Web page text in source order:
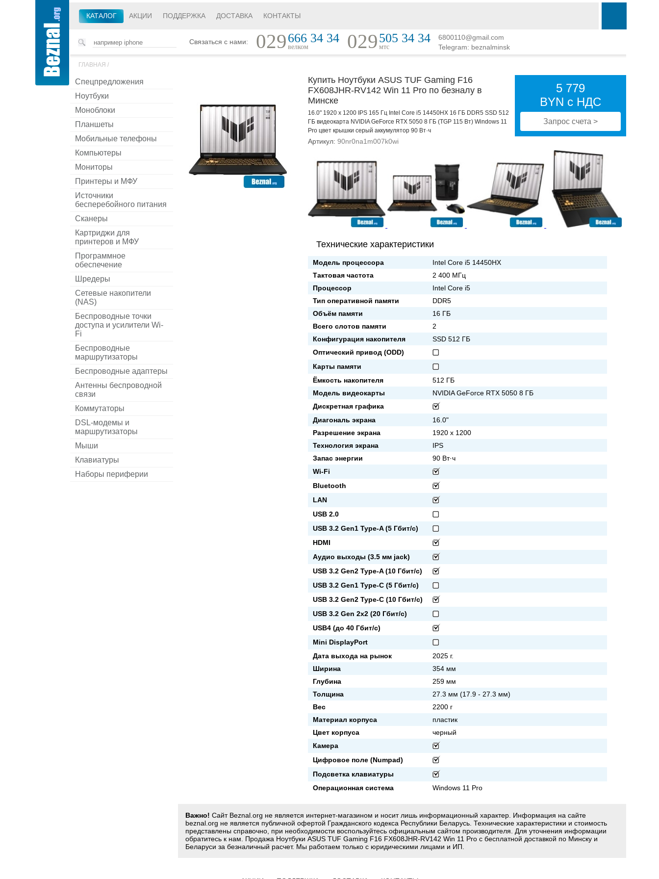
КАТАЛОГ АКЦИИ ПОДДЕРЖКА ДОСТАВКА КОНТАКТЫ
Связаться с нами: 029666 34 34
велком 029505 34 34
мтс
6800110@gmail.com
Telegram: beznalminsk
ГЛАВНАЯ /
Спецпредложения
Ноутбуки
Моноблоки
Планшеты
Мобильные телефоны
Компьютеры
Мониторы
Принтеры и МФУ
Источники
бесперебойного питания
Сканеры
Картриджи для
принтеров и МФУ
Программное
обеспечение
Шредеры
Сетевые накопители
(NAS)
Беспроводные точки
доступа и усилители Wi-
Fi
Беспроводные
маршрутизаторы
Беспроводные адаптеры
Антенны беспроводной
связи
Коммутаторы
DSL-модемы и
маршрутизаторы
Мыши
Клавиатуры
Наборы периферии
Купить Ноутбуки ASUS TUF Gaming F16
FX608JHR-RV142 Win 11 Pro по безналу в
Минске
16.0" 1920 x 1200 IPS 165 Гц Intel Core i5 14450HX 16 ГБ DDR5 SSD 512
ГБ видеокарта NVIDIA GeForce RTX 5050 8 ГБ (TGP 115 Вт) Windows 11
Pro цвет крышки серый аккумулятор 90 Вт·ч
Артикул: 90nr0na1m007k0wi
5 779
BYN с НДС
Запрос счета >
Технические характеристики
Модель процессора
Intel Core i5 14450HX
Тактовая частота
2 400 МГц
Процессор
Intel Core i5
Тип оперативной памяти
DDR5
Объём памяти
16 ГБ
Всего слотов памяти
2
Конфигурация накопителя
SSD 512 ГБ
Оптический привод (ODD)
Карты памяти
Ёмкость накопителя
512 ГБ
Модель видеокарты
NVIDIA GeForce RTX 5050 8 ГБ
Дискретная графика
Диагональ экрана
16.0"
Разрешение экрана
1920 x 1200
Технология экрана
IPS
Запас энергии
90 Вт·ч
Wi-Fi
Bluetooth
LAN
USB 2.0
USB 3.2 Gen1 Type-A (5 Гбит/с)
HDMI
Аудио выходы (3.5 мм jack)
USB 3.2 Gen2 Type-A (10 Гбит/с)
USB 3.2 Gen1 Type-C (5 Гбит/с)
USB 3.2 Gen2 Type-C (10 Гбит/с)
USB 3.2 Gen 2x2 (20 Гбит/с)
USB4 (до 40 Гбит/с)
Mini DisplayPort
Дата выхода на рынок
2025 г.
Ширина
354 мм
Глубина
259 мм
Толщина
27.3 мм (17.9 - 27.3 мм)
Вес
2200 г
Материал корпуса
пластик
Цвет корпуса
черный
Камера
Цифровое поле (Numpad)
Подсветка клавиатуры
Операционная система
Windows 11 Pro
Важно! Сайт Beznal.org не является интернет-магазином и носит лишь информационный характер. Информация на сайте
beznal.org не является публичной офертой Гражданского кодекса Республики Беларусь. Технические характеристики и стоимость
представлены справочно, при необходимости воспользуйтесь официальным сайтом производителя. Для уточнения информации
обратитесь к нам. Продажа Ноутбуки ASUS TUF Gaming F16 FX608JHR-RV142 Win 11 Pro с бесплатной доставкой по Минску и
Беларуси за безналичный расчет. Мы работаем только с юридическими лицами и ИП.